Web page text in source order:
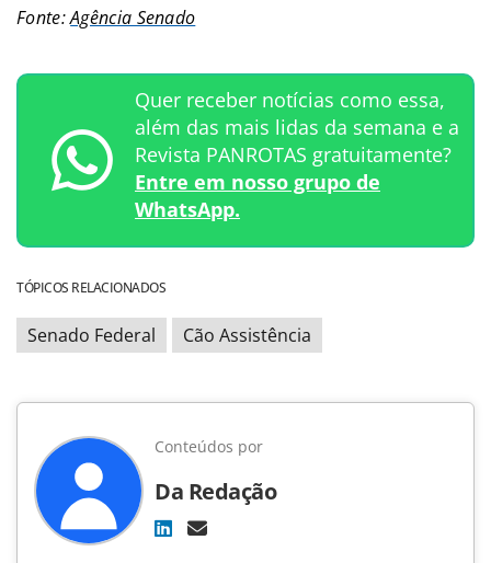
Fonte:Agência Senado
Quer receber notícias como essa,
além das mais lidas da semana e a
Revista PANROTAS gratuitamente?
Entre em nosso grupo de
WhatsApp.
TÓPICOS RELACIONADOS
Senado Federal Cão Assistência
Conteúdos por
Da Redação